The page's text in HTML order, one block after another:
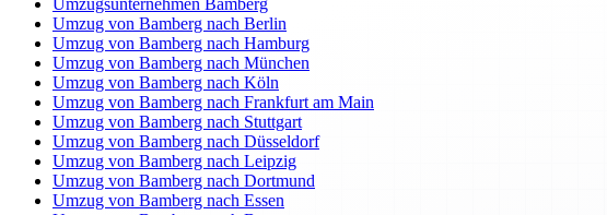
Umzugsunternehmen Bamberg
Umzug von Bamberg nach Berlin
Umzug von Bamberg nach Hamburg
Umzug von Bamberg nach München
Umzug von Bamberg nach Köln
Umzug von Bamberg nach Frankfurt am Main
Umzug von Bamberg nach Stuttgart
Umzug von Bamberg nach Düsseldorf
Umzug von Bamberg nach Leipzig
Umzug von Bamberg nach Dortmund
Umzug von Bamberg nach Essen